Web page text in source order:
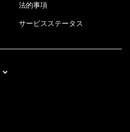
法的事項
サービスステータス